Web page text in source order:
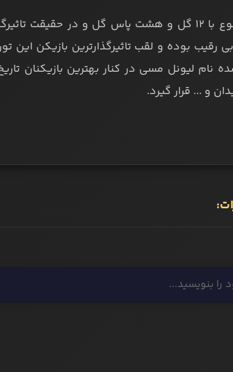
رقیب بوده و لقب تاثیرگذارترین بازیکن این
نام لیونل مسی در کنار بهترین بازیکنان
و ... قرار گیرد.